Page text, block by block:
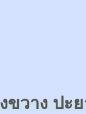
ขวาง ป